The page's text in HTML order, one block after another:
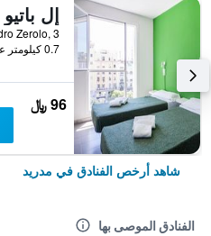
0.7 كيلومتر عن وسط المدينة
96 ﷼
شاهد أرخص الفنادق في مدريد
الفنادق الموصى بها